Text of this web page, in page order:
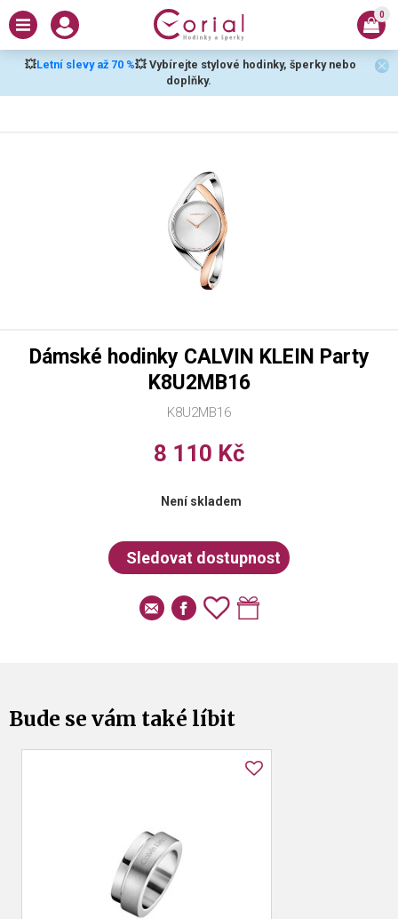
💥Letní slevy až 70 %💥 Vybírejte stylové hodinky, šperky nebo
doplňky.
0
K8U2MB16
Dámské hodinky CALVIN KLEIN Party
K8U2MB16
8 110 Kč
Není skladem
Bude se vám také líbit